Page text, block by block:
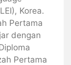
Korea.
Pertama
dengan
Pertama